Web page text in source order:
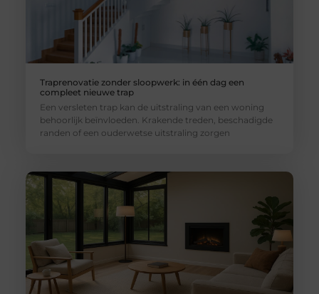
Traprenovatie zonder sloopwerk: in één dag een
compleet nieuwe trap
Een versleten trap kan de uitstraling van een woning
behoorlijk beïnvloeden. Krakende treden, beschadigde
randen of een ouderwetse uitstraling zorgen